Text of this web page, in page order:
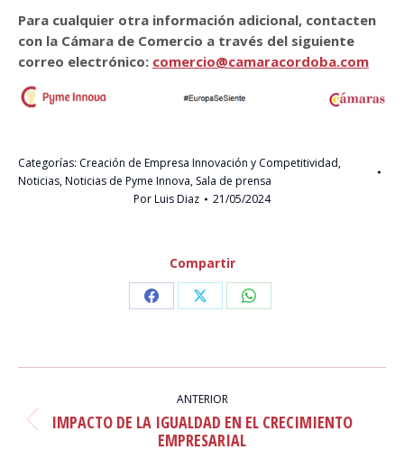
Para cualquier otra información adicional, contacten
con la Cámara de Comercio a través del siguiente
correo electrónico: comercio@camaracordoba.com
Categorías: Creación de Empresa Innovación y Competitividad,
Noticias,Noticias de Pyme Innova, Sala de prensa
PorLuis Diaz 21/05/2024
Compartir
Share Share Share
NAVEGACIÓN
ENTRE
PUBLICACIONES
ANTERIOR
Publicación
anterior:
IMPACTO DE LA IGUALDAD EN EL CRECIMIENTO
EMPRESARIAL